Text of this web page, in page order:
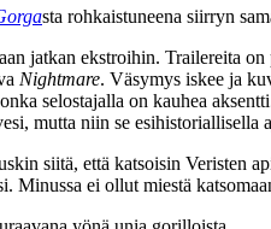
sta rohkaistuneena siirryn
jatkan ekstroihin. Trailereita
Nightmare. Väsymys iskee ja
selostajalla on kauhea
mutta niin se
siitä, että katsoisin Veristen
Minussa ei ollut miestä